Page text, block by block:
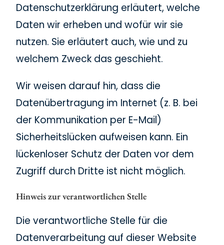
Datenschutzerklärung erläutert, welche
Daten wir erheben und wofür wir sie
nutzen. Sie erläutert auch, wie und zu
welchem Zweck das geschieht.
Wir weisen darauf hin, dass die
Datenübertragung im Internet (z. B. bei
der Kommunikation per E-Mail)
Sicherheitslücken aufweisen kann. Ein
lückenloser Schutz der Daten vor dem
Zugriff durch Dritte ist nicht möglich.
Hinweis zur verantwortlichen Stelle
Die verantwortliche Stelle für die
Datenverarbeitung auf dieser Website